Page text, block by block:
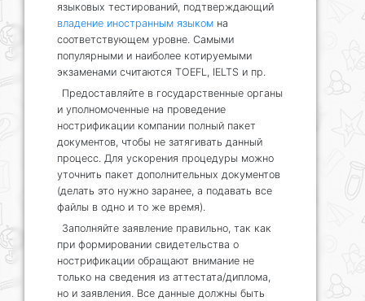
языковых тестирований, подтверждающий
владение иностранным языком на
соответствующем уровне. Самыми
популярными и наиболее котируемыми
экзаменами считаются TOEFL, IELTS и пр.
Предоставляйте в государственные органы
и уполномоченные на проведение
нострификации компании полный пакет
документов, чтобы не затягивать данный
процесс. Для ускорения процедуры можно
уточнить пакет дополнительных документов
(делать это нужно заранее, а подавать все
файлы в одно и то же время).
Заполняйте заявление правильно, так как
при формировании свидетельства о
нострификации обращают внимание не
только на сведения из аттестата/диплома,
но и заявления. Все данные должны быть